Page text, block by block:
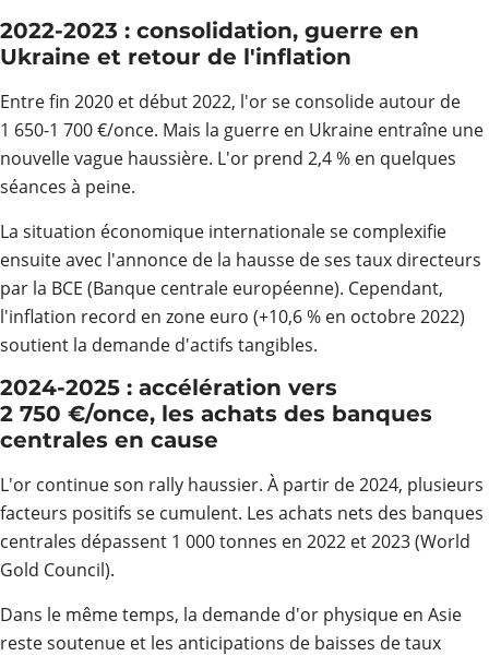
2022-2023 : consolidation, guerre en
Ukraine et retour de l'inflation
Entre fin 2020 et début 2022, l'or se consolide autour de
1 650-1 700 €/once. Mais la guerre en Ukraine entraîne une
nouvelle vague haussière. L'or prend 2,4 % en quelques
séances à peine.
La situation économique internationale se complexifie
ensuite avec l'annonce de la hausse de ses taux directeurs
par la BCE (Banque centrale européenne). Cependant,
l'inflation record en zone euro (+10,6 % en octobre 2022)
soutient la demande d'actifs tangibles.
2024-2025 : accélération vers
2 750 €/once, les achats des banques
centrales en cause
L'or continue son rally haussier. À partir de 2024, plusieurs
facteurs positifs se cumulent. Les achats nets des banques
centrales dépassent 1 000 tonnes en 2022 et 2023 (World
Gold Council).
Dans le même temps, la demande d'or physique en Asie
reste soutenue et les anticipations de baisses de taux